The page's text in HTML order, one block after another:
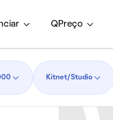
QPreço
Kitnet/Studio